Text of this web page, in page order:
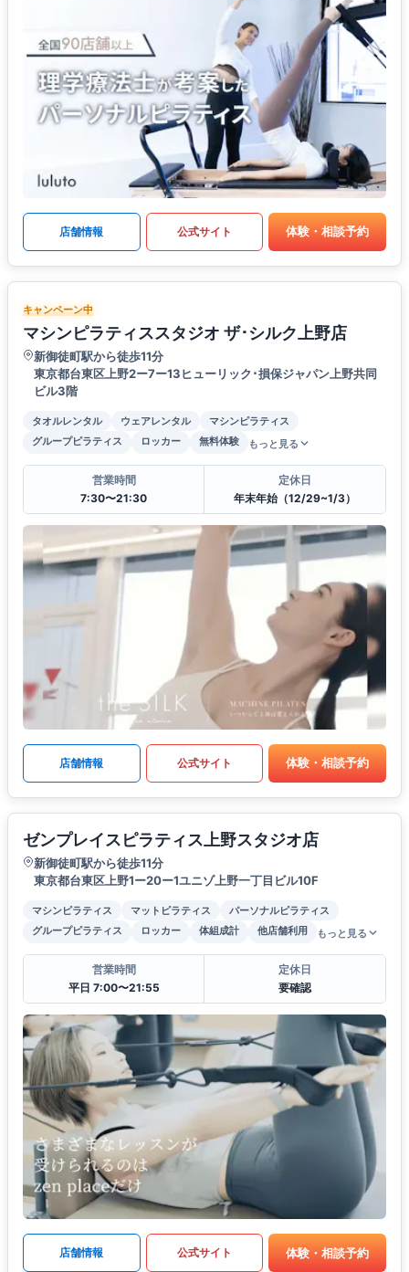
店舗情報 公式サイト 体験・相談予約
キャンペーン中
マシンピラティススタジオ ザ･シルク上野店
新御徒町駅から徒歩11分
東京都台東区上野2ー7ー13ヒューリック･損保ジャパン上野共同
ビル3階
タオルレンタル ウェアレンタル
マシンピラティス
グループピラティス
ロッカー 無料体験 もっと見る
営業時間
7:30〜21:30
定休日
年末年始（12/29~1/3）
店舗情報 公式サイト 体験・相談予約
ゼンプレイスピラティス上野スタジオ店
新御徒町駅から徒歩11分
東京都台東区上野1ー20ー1ユニゾ上野一丁目ビル10F
マシンピラティス マットピラティス
パーソナルピラティス
グループピラティス
ロッカー 体組成計 他店舗利用 もっと見る
営業時間
平日 7:00〜21:55
定休日
要確認
店舗情報 公式サイト 体験・相談予約